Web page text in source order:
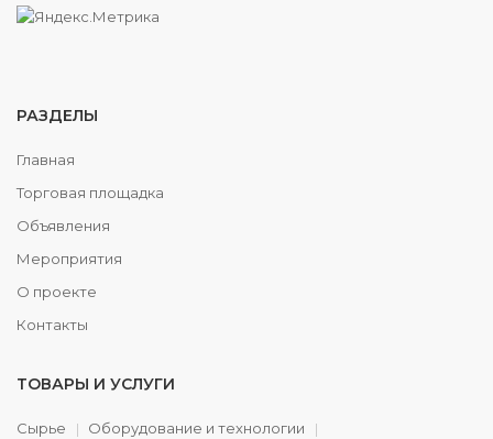
РАЗДЕЛЫ
Главная
Торговая площадка
Объявления
Мероприятия
О проекте
Контакты
ТОВАРЫ И УСЛУГИ
Сырье
Оборудование и технологии